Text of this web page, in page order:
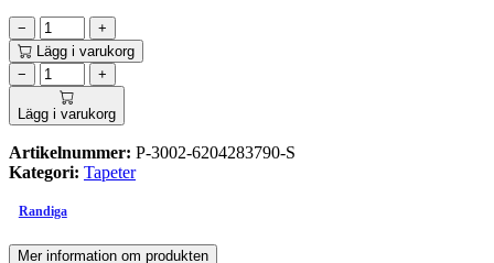
−
+
Lägg i varukorg
−
+
Lägg i varukorg
Artikelnummer: P-3002-6204283790-S
Kategori: Tapeter
Randiga
Mer information om produkten